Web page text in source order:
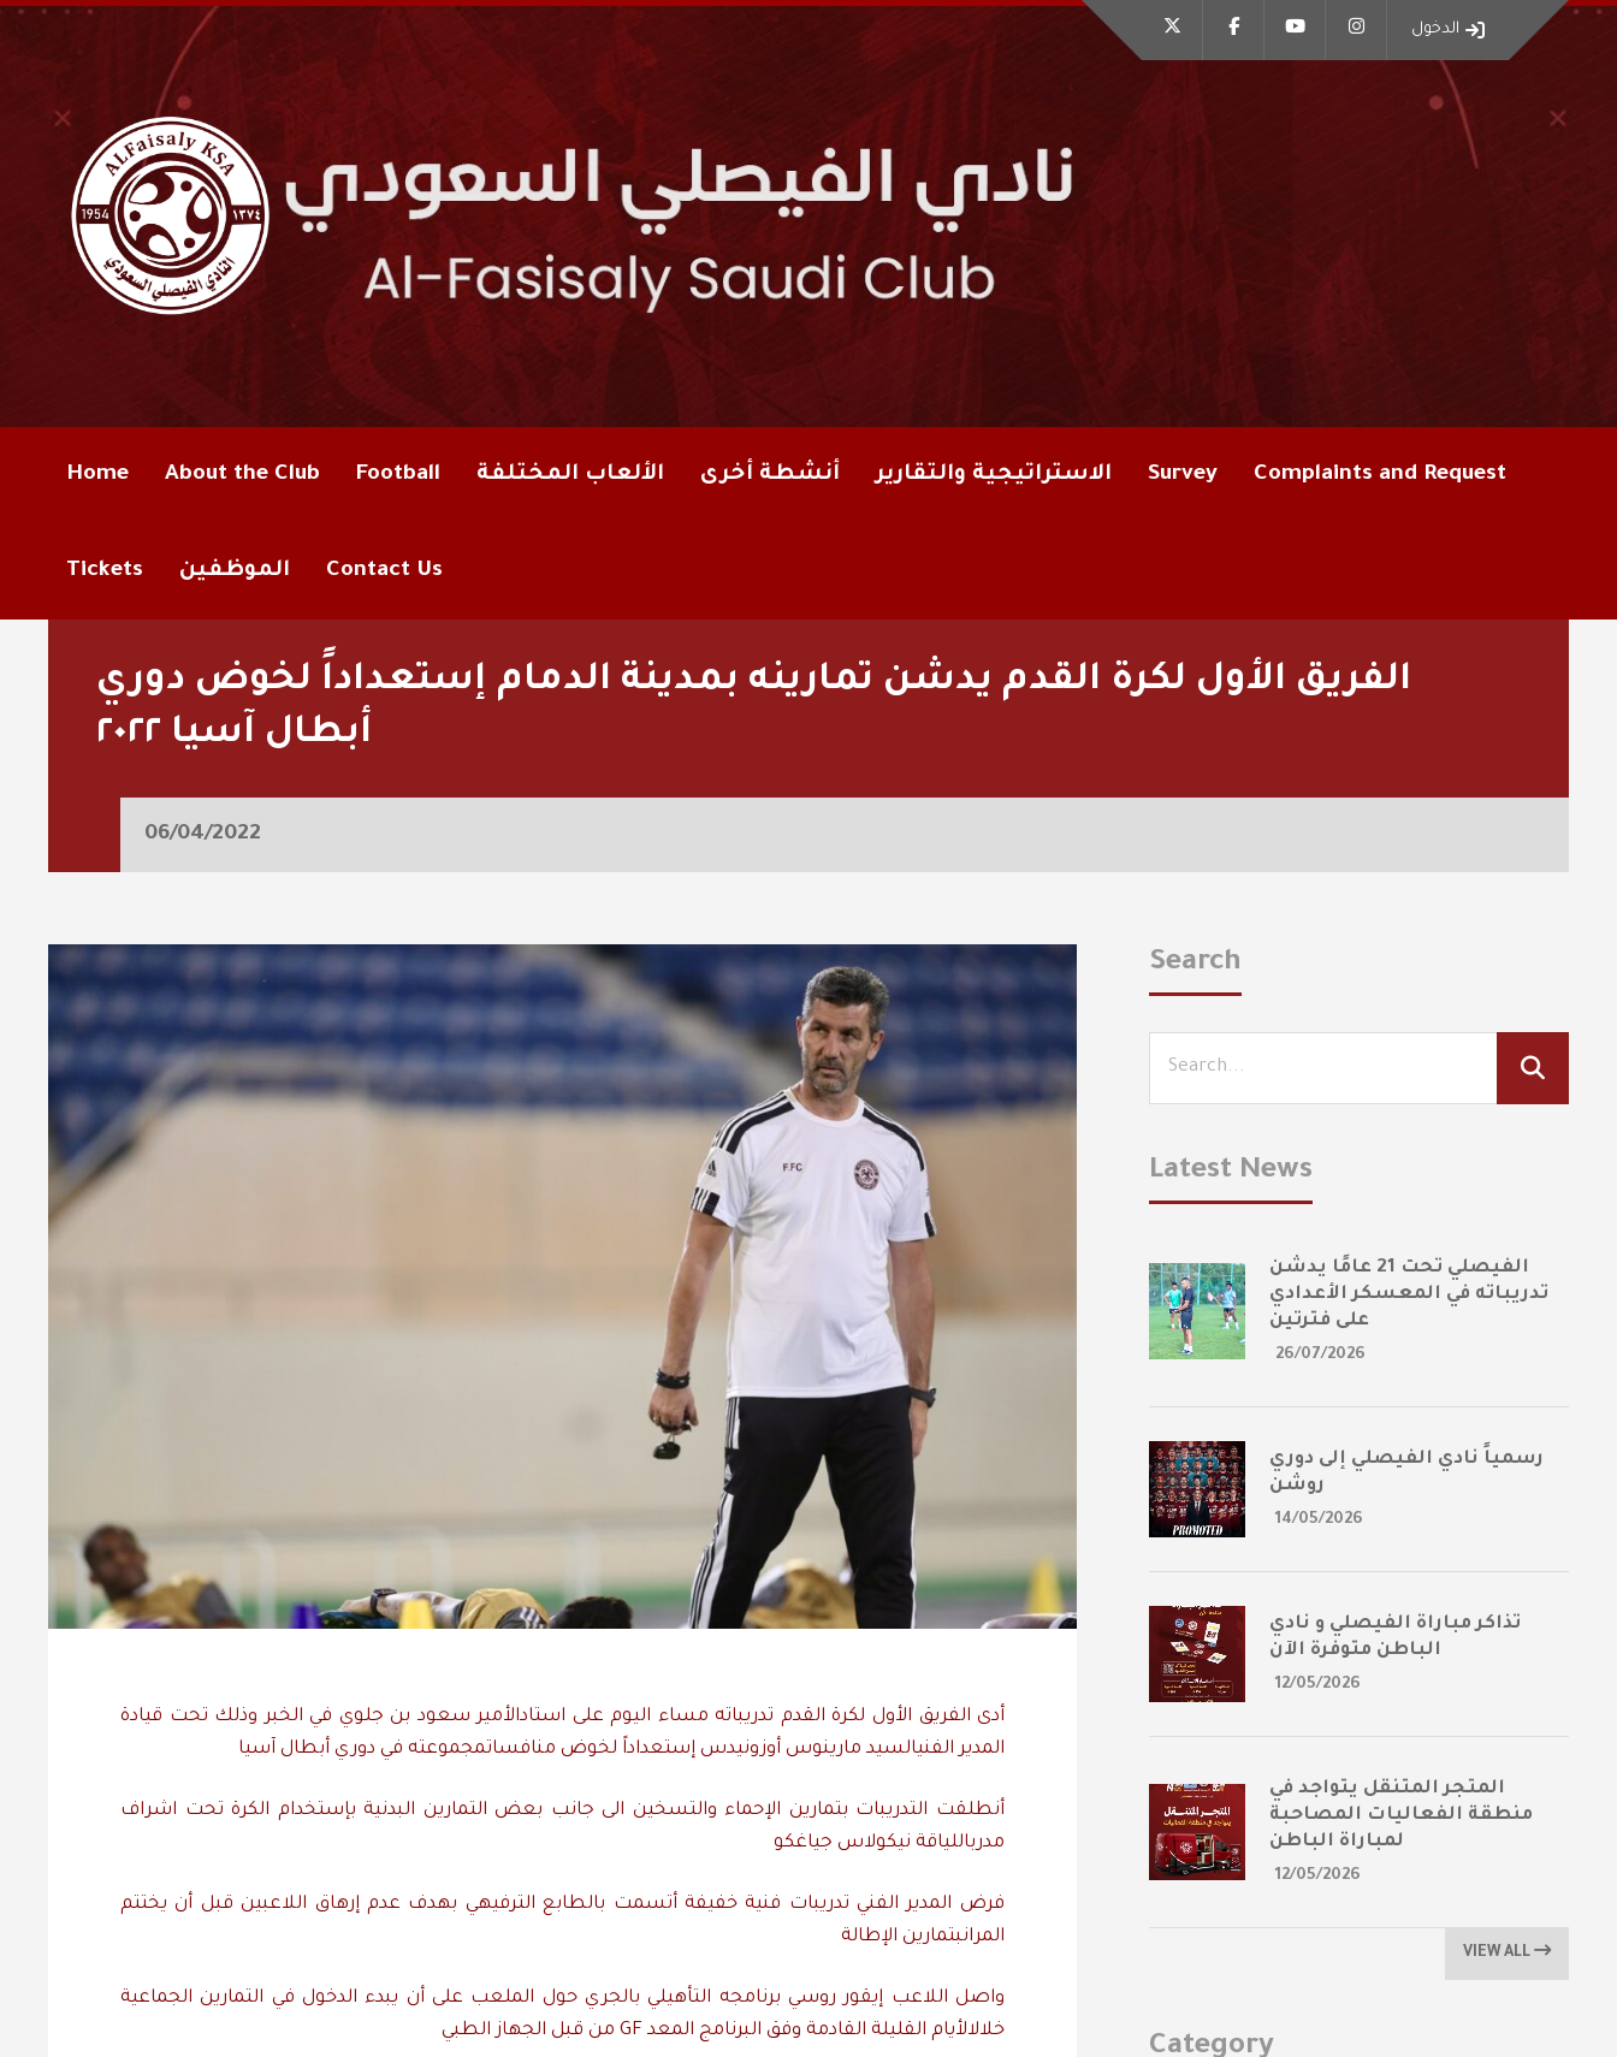
الدخول
Home About the Club Football الألعاب المختلفة أنشطة أخرى الاستراتيجية والتقارير Survey Complaints and Request
Tickets الموظفين Contact Us
الفريق الأول لكرة القدم يدشن تمارينه بمدينة الدمام إستعداداً لخوض دوري
أبطال آسيا ٢٠٢٢
06/04/2022
أدى الفريق الأول لكرة القدم تدريباته مساء اليوم على استادالأمير سعود بن جلوي في الخبر وذلك تحت قيادة
المدير الفنيالسيد مارينوس أوزونيدس إستعداداً لخوض منافساتمجموعته في دوري أبطال آسيا
أنطلقت التدريبات بتمارين الإحماء والتسخين الى جانب بعض التمارين البدنية بإستخدام الكرة تحت اشراف
مدرباللياقة نيكولاس جياغكو
فرض المدير الفني تدريبات فنية خفيفة أتسمت بالطابع الترفيهي بهدف عدم إرهاق اللاعبين قبل أن يختتم
المرانبتمارين الإطالة
واصل اللاعب إيقور روسي برنامجه التأهيلي بالجري حول الملعب على أن يبدء الدخول في التمارين الجماعية
خلالالأيام القليلة القادمة وفق البرنامج المعد GF من قبل الجهاز الطبي
Search
Latest News
الفيصلي تحت 21 عامًا يدشن
تدريباته في المعسكر الأعدادي
على فترتين
26/07/2026
رسمياً نادي الفيصلي إلى دوري
روشن
14/05/2026
تذاكر مباراة الفيصلي و نادي
الباطن متوفرة الآن
12/05/2026
المتجر المتنقل يتواجد في
منطقة الفعاليات المصاحبة
لمباراة الباطن
12/05/2026
VIEW ALL
Category